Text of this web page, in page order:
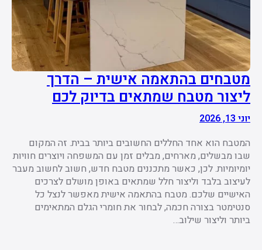
מטבחים בהתאמה אישית – הדרך
ליצור מטבח שמתאים בדיוק לכם
יוני 13, 2026
המטבח הוא אחד החללים החשובים ביותר בבית. זה המקום
שבו מבשלים, מארחים, מבלים זמן עם המשפחה ויוצרים חוויות
יומיומיות. לכן, כאשר מתכננים מטבח חדש, חשוב לחשוב מעבר
לעיצוב בלבד וליצור חלל שמתאים באופן מושלם לצרכים
האישיים שלכם. מטבח בהתאמה אישית מאפשר לנצל כל
סנטימטר בצורה חכמה, לבחור את חומרי הגלם המתאימים
ביותר וליצור שילוב…